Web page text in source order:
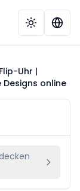
Uhr |
Designs online